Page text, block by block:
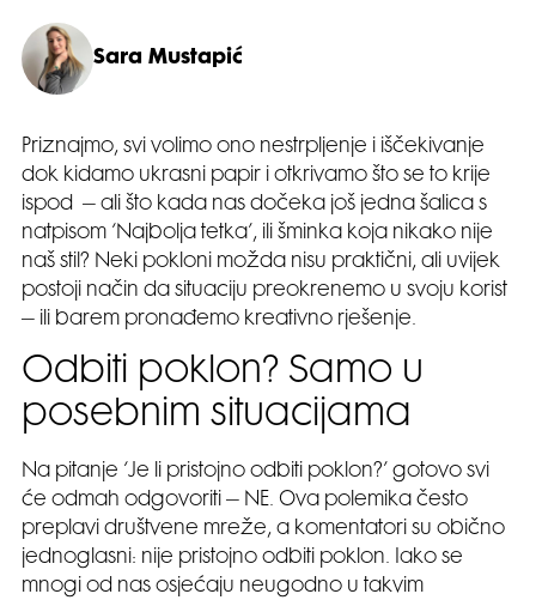
Sara Mustapić
Priznajmo, svi volimo ono nestrpljenje i iščekivanje
dok kidamo ukrasni papir i otkrivamo što se to krije
ispod – ali što kada nas dočeka još jedna šalica s
natpisom ‘Najbolja tetka’, ili šminka koja nikako nije
naš stil? Neki pokloni možda nisu praktični, ali uvijek
postoji način da situaciju preokrenemo u svoju korist
– ili barem pronađemo kreativno rješenje.
Odbiti poklon? Samo u
posebnim situacijama
Na pitanje ‘Je li pristojno odbiti poklon?’ gotovo svi
će odmah odgovoriti – NE. Ova polemika često
preplavi društvene mreže, a komentatori su obično
jednoglasni: nije pristojno odbiti poklon. Iako se
mnogi od nas osjećaju neugodno u takvim